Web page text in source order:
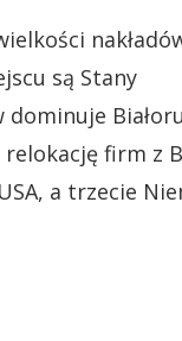
są Stany
firm z
a trzecie